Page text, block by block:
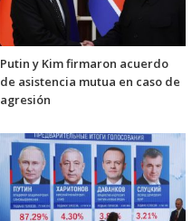
Putin y Kim firmaron acuerdo
de asistencia mutua en caso de
agresión